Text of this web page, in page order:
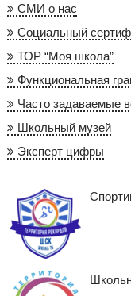
СМИ о нас
Социальный
ТОР “Моя школа”
Функциональная
Часто задаваемые
Школьный музей
Эксперт цифры